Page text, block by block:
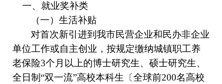
一、就业奖补类
（一）生活补贴
对首次新引进到我市民营企业和民办非企业
单位工作或自主创业，按规定缴纳城镇职工养
老保险3个月以上的博士研究生、硕士研究生、
全日制“双一流”高校本科生〔全球前200名高校